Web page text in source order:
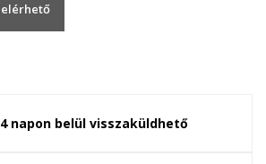
napon belül visszaküldhető